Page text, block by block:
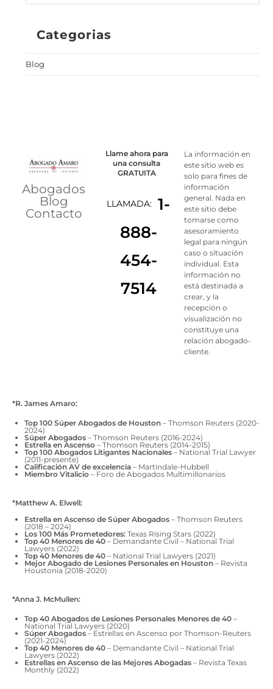
Categorias
Blog
Abogados
Blog
Contacto
Llame ahora para
una consulta
GRATUITA
LLAMADA: 1-
888-
454-
7514
La información en
este sitio web es
solo para fines de
información
general. Nada en
este sitio debe
tomarse como
asesoramiento
legal para ningún
caso o situación
individual. Esta
información no
está destinada a
crear, y la
recepción o
visualización no
constituye una
relación abogado-
cliente.
*R. James Amaro:
Top 100 Súper Abogados de Houston – Thomson Reuters (2020-
2024)
Súper Abogados – Thomson Reuters (2016-2024)
Estrella en Ascenso – Thomson Reuters (2014-2015)
Top 100 Abogados Litigantes Nacionales – National Trial Lawyer
(2011-presente)
Calificación AV de excelencia – Martindale-Hubbell
Miembro Vitalicio – Foro de Abogados Multimillonarios
*Matthew A. Elwell:
Estrella en Ascenso de Súper Abogados – Thomson Reuters
(2018 – 2024)
Los 100 Más Prometedores: Texas Rising Stars (2022)
Top 40 Menores de 40 – Demandante Civil – National Trial
Lawyers (2022)
Top 40 Menores de 40 – National Trial Lawyers (2021)
Mejor Abogado de Lesiones Personales en Houston– Revista
Houstonia (2018-2020)
*Anna J. McMullen:
Top 40 Abogados de Lesiones Personales Menores de 40 –
National Trial Lawyers (2020)
Súper Abogados – Estrellas en Ascenso por Thomson-Reuters
(2021-2024)
Top 40 Menores de 40 – Demandante Civil – National Trial
Lawyers (2022)
Estrellas en Ascenso de las Mejores Abogadas – Revista Texas
Monthly (2022)